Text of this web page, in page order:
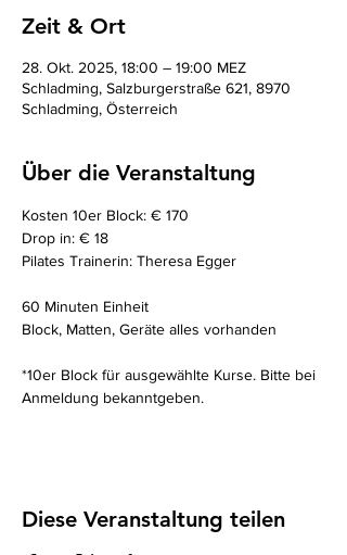
Zeit & Ort
28. Okt. 2025, 18:00 – 19:00 MEZ
Schladming, Salzburgerstraße 621, 8970
Schladming, Österreich
Über die Veranstaltung
Kosten 10er Block: € 170
Drop in: € 18
Pilates Trainerin: Theresa Egger
60 Minuten Einheit
Block, Matten, Geräte alles vorhanden
*10er Block für ausgewählte Kurse. Bitte bei
Anmeldung bekanntgeben.
Diese Veranstaltung teilen